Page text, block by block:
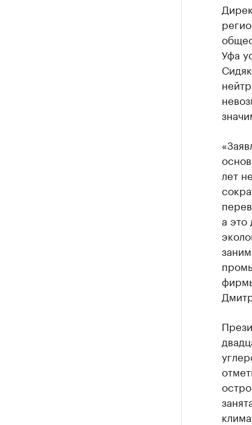
Уфа
лет
а это